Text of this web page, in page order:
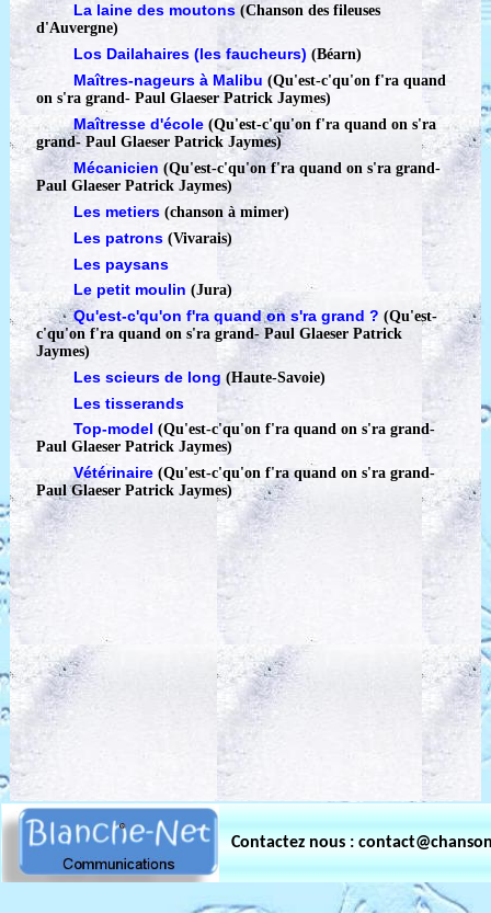
La laine des moutons(Chanson des fileuses
d'Auvergne)
Los Dailahaires (les faucheurs) (Béarn)
Maîtres-nageurs à Malibu (Qu'est-c'qu'on f'ra quand
on s'ra grand-Paul Glaeser Patrick Jaymes)
Maîtresse d'école (Qu'est-c'qu'on f'ra quand on s'ra
grand-Paul Glaeser Patrick Jaymes)
Mécanicien (Qu'est-c'qu'on f'ra quand on s'ra grand-
Paul Glaeser Patrick Jaymes)
Les metiers(chanson à mimer)
Les patrons(Vivarais)
Les paysans
Le petit moulin (Jura)
Qu'est-c'qu'on f'ra quand on s'ra grand ? (Qu'est-
c'qu'on f'ra quand on s'ra grand-Paul Glaeser Patrick
Jaymes)
Les scieurs de long(Haute-Savoie)
Les tisserands
Top-model(Qu'est-c'qu'on f'ra quand on s'ra grand-
Paul Glaeser Patrick Jaymes)
Vétérinaire (Qu'est-c'qu'on f'ra quand on s'ra grand-
Paul Glaeser Patrick Jaymes)
Contactez nous :